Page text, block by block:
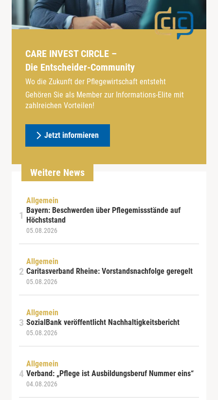
CARE INVEST CIRCLE –
Die Entscheider-Community
Wo die Zukunft der Pflegewirtschaft entsteht
Gehören Sie als Member zur Informations-Elite mit
zahlreichen Vorteilen!
Jetzt informieren
Weitere News
Allgemein
Bayern: Beschwerden über Pflegemissstände auf
Höchststand
05.08.2026
Allgemein
Caritasverband Rheine: Vorstandsnachfolge geregelt
05.08.2026
Allgemein
SozialBank veröffentlicht Nachhaltigkeitsbericht
05.08.2026
Allgemein
Verband: „Pflege ist Ausbildungsberuf Nummer eins“
04.08.2026